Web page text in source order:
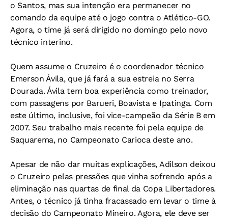
o Santos, mas sua intenção era permanecer no
comando da equipe até o jogo contra o Atlético-GO.
Agora, o time já será dirigido no domingo pelo novo
técnico interino.
Quem assume o Cruzeiro é o coordenador técnico
Emerson Ávila, que já fará a sua estreia no Serra
Dourada. Ávila tem boa experiência como treinador,
com passagens por Barueri, Boavista e Ipatinga. Com
este último, inclusive, foi vice-campeão da Série B em
2007. Seu trabalho mais recente foi pela equipe de
Saquarema, no Campeonato Carioca deste ano.
Apesar de não dar muitas explicações, Adilson deixou
o Cruzeiro pelas pressões que vinha sofrendo após a
eliminação nas quartas de final da Copa Libertadores.
Antes, o técnico já tinha fracassado em levar o time à
decisão do Campeonato Mineiro. Agora, ele deve ser